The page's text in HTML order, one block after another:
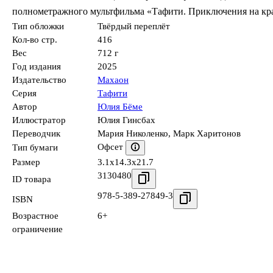
полнометражного мультфильма «Тафити. Приключения на
Тип обложки
Твёрдый переплёт
Кол-во стр.
416
Вес
712 г
Год издания
2025
Издательство
Махаон
Серия
Тафити
Автор
Юлия Бёме
Иллюстратор
Юлия Гинсбах
Переводчик
Мария Николенко, Марк Харитонов
Тип бумаги
Офсет
Размер
3.1x14.3x21.7
ID товара
3130480
ISBN 978-5-389-27849-3
Возрастное
ограничение
6+